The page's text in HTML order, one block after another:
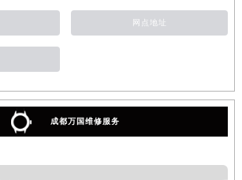
网点地址
成都万国维修服务